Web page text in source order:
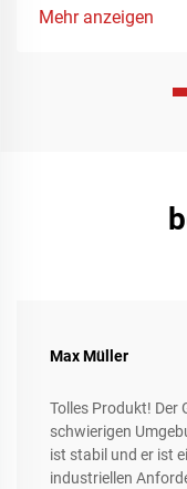
der
Mehr anzeigen
Max Müller
Tolles Produkt! Der
schwierigen
ist stabil und er ist
industriellen